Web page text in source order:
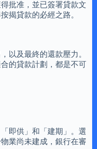
批准，並已簽署貸款文
揭貸款的必經之路。
以及最終的還款壓力。
的貸款計劃，都是不可
即供」和「建期」。選
業尚未建成，銀行在審